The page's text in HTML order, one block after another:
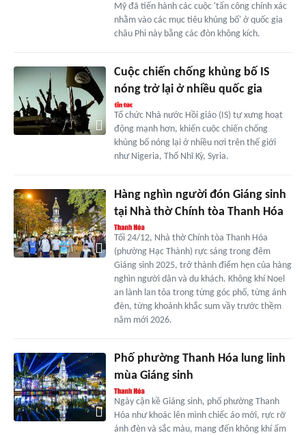
Mỹ đã tiến hành các cuộc 'tấn công chính xác
nhằm vào các mục tiêu khủng bố' ở quốc gia
châu Phi này bằng các đòn không kích.
Cuộc chiến chống khủng bố IS
nóng trở lại ở nhiều quốc gia
Tổ chức Nhà nước Hồi giáo (IS) tự xưng hoạt
động mạnh hơn, khiến cuộc chiến chống
khủng bố nóng lại ở nhiều nơi trên thế giới
như Nigeria, Thổ Nhĩ Kỳ, Syria.
Hàng nghìn người đón Giáng sinh
tại Nhà thờ Chính tòa Thanh Hóa
Tối 24/12, Nhà thờ Chính tòa Thanh Hóa
(phường Hạc Thành) rực sáng trong đêm
Giáng sinh 2025, trở thành điểm hẹn của hàng
nghìn người dân và du khách. Không khí Noel
an lành lan tỏa trong từng góc phố, từng ánh
đèn, từng khoảnh khắc sum vầy trước thềm
năm mới 2026.
Phố phường Thanh Hóa lung linh
mùa Giáng sinh
Ngày cận kề Giáng sinh, phố phường Thanh
Hóa như khoác lên mình chiếc áo mới, rực rỡ
ánh đèn và sắc màu, mang đến không khí ấm